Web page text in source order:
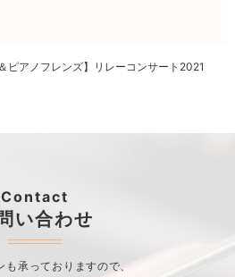
ピアノフレンズ】リレーコンサート2021
Contact
い合わせ
も承っておりますので、